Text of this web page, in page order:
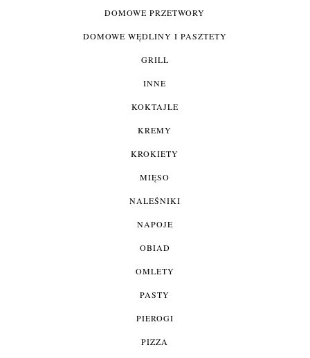
DOMOWE PRZETWORY
DOMOWE WĘDLINY I PASZTETY
GRILL
INNE
KOKTAJLE
KREMY
KROKIETY
MIĘSO
NALEŚNIKI
NAPOJE
OBIAD
OMLETY
PASTY
PIEROGI
PIZZA